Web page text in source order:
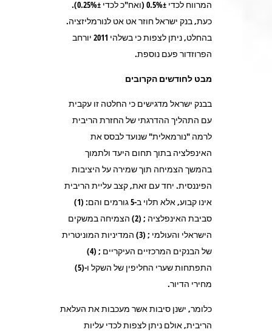
המרווח לכדי 0.5%± (ואח"כ לכדי 0.25%±).
כעת, בנק ישראל חוזר אט אט לנורמליזציה.
בהחלט, ניתן לצפות כי בשלהי 2011 יורחב
הפרוזדור פעם נוספת.
מבט לחודשים הקרובים
בבנק ישראל מדגישים כי החלטה זו עקבית
עם התהליך ההדרגתי של החזרת הריבית
לרמה "נורמאלית" שנועד לבסס את
האינפלציה בתוך תחום היעד ולתמוך
בהמשך הצמיחה תוך שמירה על היציבות
הפיננסית. יחד עם זאת, קצב עליית הריבית
אינו קבוע, אלא תלוי ב-5 גורמים והם: (1)
סביבת האינפלציה ; (2) הצמיחה במשקים
הישראלי והעולמי ; (3) המדיניות המוניטרית
של הבנקים המרכזיים העיקריים ; (4)
התפתחות שערי החליפין של השקל ו-(5)
מחירי הדיור.
כלומר, ישנן סיבות אשר מעכבות את העלאת
הריבית, אולם ניתן לצפות לכדי עליות